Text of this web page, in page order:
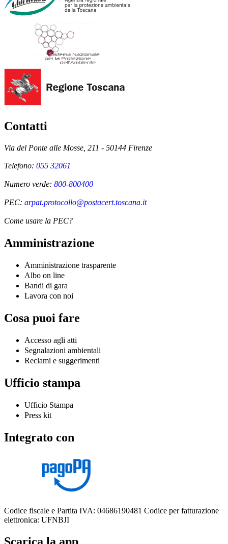
Contatti
Via del Ponte alle Mosse, 211 - 50144 Firenze
Telefono: 055 32061
Numero verde: 800-800400
PEC: arpat.protocollo@postacert.toscana.it
Come usare la PEC?
Amministrazione
Amministrazione trasparente
Albo on line
Bandi di gara
Lavora con noi
Cosa puoi fare
Accesso agli atti
Segnalazioni ambientali
Reclami e suggerimenti
Ufficio stampa
Ufficio Stampa
Press kit
Integrato con
Codice fiscale e Partita IVA: 04686190481 Codice per fatturazione
elettronica: UFNBJI
Scarica la app